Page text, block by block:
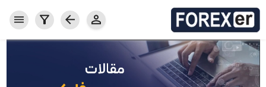
بازار فارکس
محصولات فارکسر
خدمات فارکس
OILUSD
BTC